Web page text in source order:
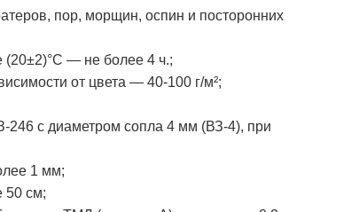
пор, морщин, оспин и посторонних
(20±2)°C — не более 4 ч.;
от цвета — 40-100 г/м²;
246 с диаметром сопла 4 мм (ВЗ-4), при
1 мм;
50 см;